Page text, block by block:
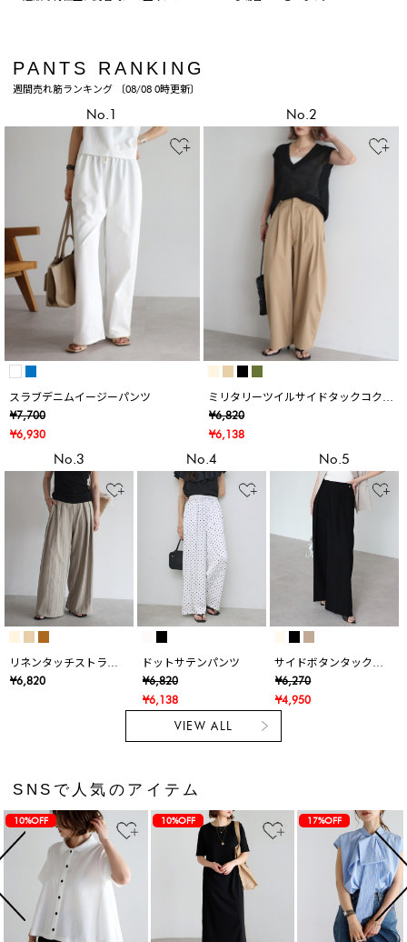
PANTS RANKING
週間売れ筋ランキング 〔08/08 0時更新〕
No.1
スラブデニムイージーパンツ
¥7,700
¥6,930
No.2
ミリタリーツイルサイドタックコクー
ンパンツ
¥6,820
¥6,138
No.3
リネンタッチストライ
プタックワイドパンツ
¥6,820
No.4
ドットサテンパンツ
¥6,820
¥6,138
No.5
サイドボタンタックワ
イドパンツ
¥6,270
¥4,950
VIEW ALL
SNSで人気のアイテム
10%OFF 10%OFF 17%OFF